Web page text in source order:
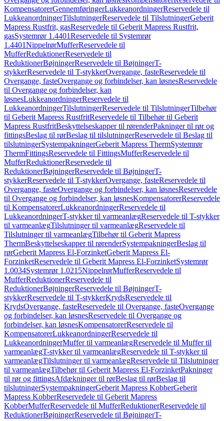
KompensatorerGennemføringerLukkeanordningerReservedele til
LukkeanordningerTilslutningerReservedele til TilslutningerGeberit
Mapress Rustfrit, gasReservedele til Geberit Mapress Rustfrit,
gasSystemrør 1.4401Reservedele til Systemrør
1.4401NippelrørMufferReservedele til
MufferReduktionerReservedele til
ReduktionerBøjningerReservedele til BøjningerT-
stykkerReservedele til T-stykkerOvergange, fasteReservedele til
Overgange, fasteOvergange og forbindelser, kan løsnesReservedele
til Overgange og forbindelser, kan
løsnesLukkeanordningerReservedele til
LukkeanordningerTilslutningerReservedele til TilslutningerTilbehør
til Geberit Mapress RustfritReservedele til Tilbehør til Geberit
Mapress RustfritBeskyttelseskapper til rørenderPakninger til rør og
fittingsBeslag til rørBeslag til tilslutningerReservedele til Beslag til
tilslutningerSystempakningerGeberit Mapress ThermSystemrør
ThermFittingsReservedele til FittingsMufferReservedele til
MufferReduktionerReservedele til
ReduktionerBøjningerReservedele til BøjningerT-
stykkerReservedele til T-stykkerOvergange, fasteReservedele til
Overgange, fasteOvergange og forbindelser, kan løsnesReservedele
til Overgange og forbindelser, kan løsnesKompensatorerReservedele
til KompensatorerLukkeanordningerReservedele til
LukkeanordningerT-stykker til varmeanlægReservedele til T-stykker
til varmeanlægTilslutninger til varmeanlægReservedele til
Tilslutninger til varmeanlægTilbehør til Geberit Mapress
ThermBeskyttelseskapper til rørenderSystempakningerBeslag til
rørGeberit Mapress El-ForzinketGeberit Mapress El-
ForzinketReservedele til Geberit Mapress El-ForzinketSystemrør
1.0034Systemrør 1.0215NippelrørMufferReservedele til
MufferReduktionerReservedele til
ReduktionerBøjningerReservedele til BøjningerT-
stykkerReservedele til T-stykkerKrydsReservedele til
KrydsOvergange, fasteReservedele til Overgange, fasteOvergange
og forbindelser, kan løsnesReservedele til Overgange og
forbindelser, kan løsnesKompensatorerReservedele til
KompensatorerLukkeanordningerReservedele til
LukkeanordningerMuffer til varmeanlægReservedele til Muffer til
varmeanlægT-stykker til varmeanlægReservedele til T-stykker til
varmeanlægTilslutninger til varmeanlægReservedele til Tilslutninger
til varmeanlægTilbehør til Geberit Mapress El-ForzinketPakninger
til rør og fittingsAfdækninger til rørBeslag til rørBeslag til
tilslutningerSystempakningerGeberit Mapress KobberGeberit
Mapress KobberReservedele til Geberit Mapress
KobberMufferReservedele til MufferReduktionerReservedele til
ReduktionerBøjningerReservedele til BøjningerT-